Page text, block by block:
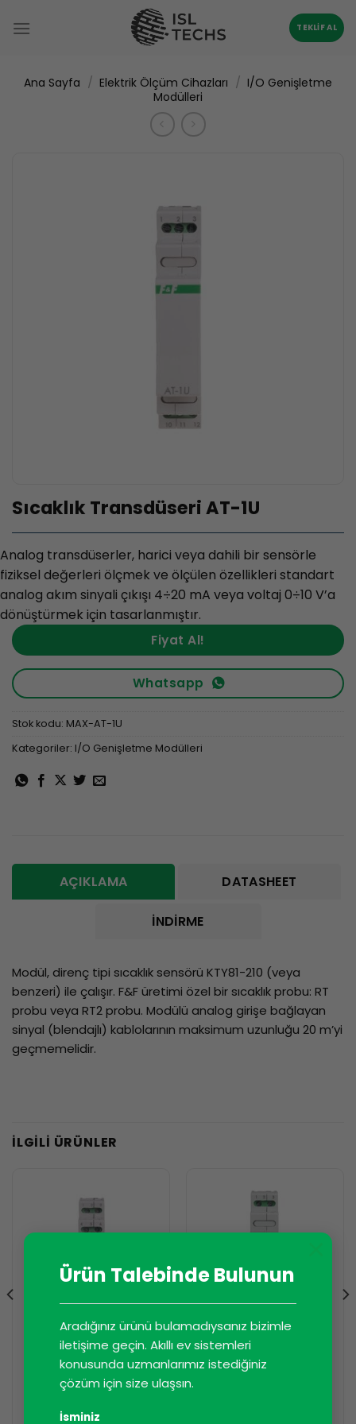
Ürün Talebinde Bulunun
Aradığınız ürünü bulamadıysanız bizimle
iletişime geçin. Akıllı ev sistemleri
konusunda uzmanlarımız istediğiniz
çözüm için size ulaşsın.
İsminiz
atla
TEKLIF AL
Ana Sayfa / Elektrik Ölçüm Cihazları / I/O Genişletme
Modülleri
Sıcaklık Transdüseri AT-1U
Analog transdüserler, harici veya dahili bir sensörle
fiziksel değerleri ölçmek ve ölçülen özellikleri standart
analog akım sinyali çıkışı 4÷20 mA veya voltaj 0÷10 V’a
dönüştürmek için tasarlanmıştır.
Fiyat Al!
Whatsapp
Stok kodu: MAX-AT-1U
Kategoriler: I/O Genişletme Modülleri
AÇIKLAMA DATASHEET
İNDIRME
Modül, direnç tipi sıcaklık sensörü KTY81-210 (veya
benzeri) ile çalışır. F&F üretimi özel bir sıcaklık probu: RT
probu veya RT2 probu. Modülü analog girişe bağlayan
sinyal (blendajlı) kablolarının maksimum uzunluğu 20 m’yi
geçmemelidir.
İLGILI ÜRÜNLER
I/O GENIŞLETME MODÜLLERI
Akım Dönüştürücü MB-
3I-1 5A
DEVAMINI OKU
I/O GENIŞLETME MODÜLLERI
PA-01I akım girişli